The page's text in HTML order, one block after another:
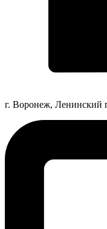
г. Воронеж, Ленинский